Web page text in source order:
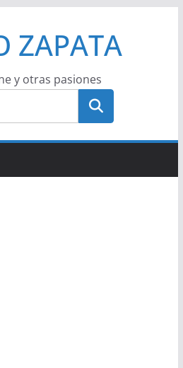
ZAPATA
y otras pasiones